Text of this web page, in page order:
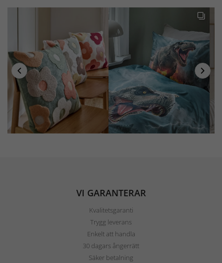
VI GARANTERAR
Kvalitetsgaranti
Trygg leverans
Enkelt att handla
30 dagars ångerrätt
Säker betalning